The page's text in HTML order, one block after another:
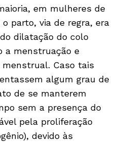
em mulheres de
parto, via de regra, era
dilatação do colo
a menstruação e
Caso tais
algum grau de
de se manterem
sem a presença do
pela proliferação
devido às